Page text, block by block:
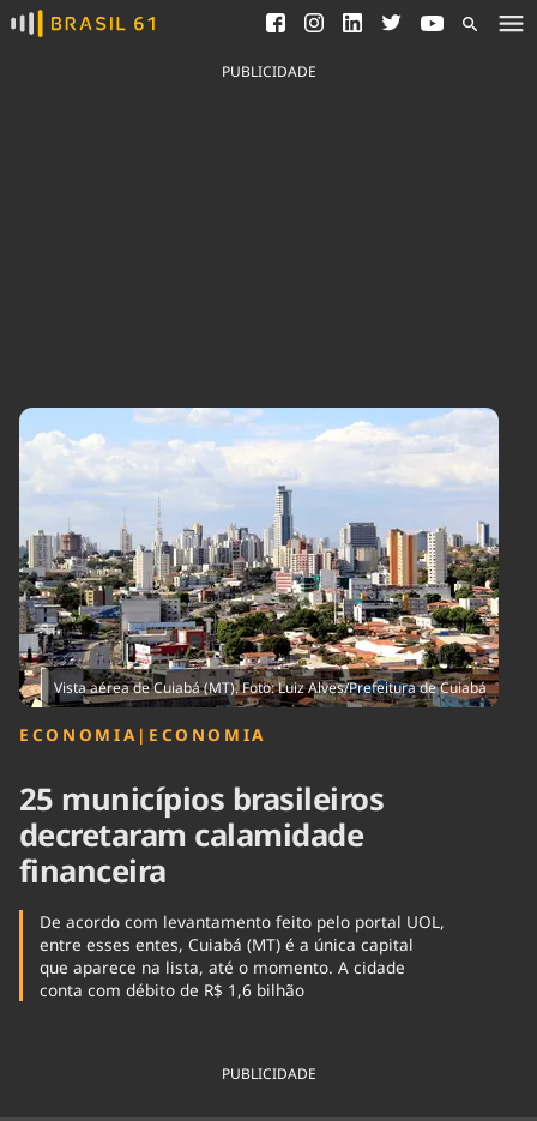
Ver todas as notícias
Saneamento
Indicadores
Agronegócios
Brasil Mineral
Ciência &
Tecnologia
Cinema
Comportamento
Cultura
Educação
Infraestrutura
Internacional
Meio Ambiente
Saúde
Tempo
PUBLICIDADE
Vista aérea de Cuiabá (MT). Foto: Luiz Alves/Prefeitura de Cuiabá
ECONOMIA | ECONOMIA
25 municípios brasileiros
decretaram calamidade
financeira
De acordo com levantamento feito pelo portal UOL,
entre esses entes, Cuiabá (MT) é a única capital
que aparece na lista, até o momento. A cidade
conta com débito de R$ 1,6 bilhão
PUBLICIDADE